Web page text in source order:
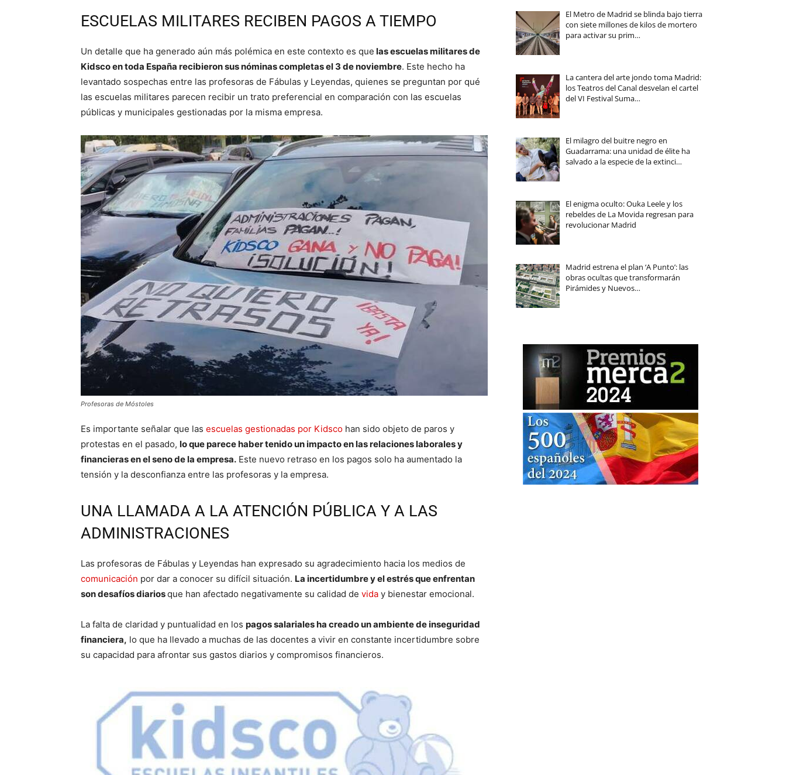
ESCUELAS MILITARES RECIBEN PAGOS A TIEMPO
Un detalle que ha generado aún más polémica en este contexto es que las escuelas militares de
Kidsco en toda España recibieron sus nóminas completas el 3 de noviembre. Este hecho ha
levantado sospechas entre las profesoras de Fábulas y Leyendas, quienes se preguntan por qué
las escuelas militares parecen recibir un trato preferencial en comparación con las escuelas
públicas y municipales gestionadas por la misma empresa.
Profesoras de Móstoles
Es importante señalar que las escuelas gestionadas por Kidsco han sido objeto de paros y
protestas en el pasado, lo que parece haber tenido un impacto en las relaciones laborales y
financieras en el seno de la empresa. Este nuevo retraso en los pagos solo ha aumentado la
tensión y la desconfianza entre las profesoras y la empresa.
UNA LLAMADA A LA ATENCIÓN PÚBLICA Y A LAS
ADMINISTRACIONES
Las profesoras de Fábulas y Leyendas han expresado su agradecimiento hacia los medios de
comunicación por dar a conocer su difícil situación. La incertidumbre y el estrés que enfrentan
son desafíos diariosque han afectado negativamente su calidad de vida y bienestar emocional.
La falta de claridad y puntualidad en los pagos salariales ha creado un ambiente de inseguridad
financiera, lo que ha llevado a muchas de las docentes a vivir en constante incertidumbre sobre
su capacidad para afrontar sus gastos diarios y compromisos financieros.
El Metro de Madrid se blinda bajo tierra
con siete millones de kilos de mortero
para activar su prim…
La cantera del arte jondo toma Madrid:
los Teatros del Canal desvelan el cartel
del VI Festival Suma…
El milagro del buitre negro en
Guadarrama: una unidad de élite ha
salvado a la especie de la extinci…
El enigma oculto: Ouka Leele y los
rebeldes de La Movida regresan para
revolucionar Madrid
Madrid estrena el plan ‘A Punto’: las
obras ocultas que transformarán
Pirámides y Nuevos…